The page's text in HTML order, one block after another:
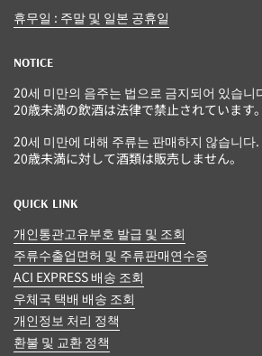
휴무일 : 주말 및 일본 공휴일
NOTICE
20세 미만의 음주는 법으로 금지되어 있습니
20歳未満の飲酒は法律で禁止されています。
20세 미만에 대해 주류는 판매하지 않습니다.
20歳未満に対して酒類は販売しません。
QUICK LINK
개인통관고유부호 발급 및 조회
주류수출업면허 및 주류판매연수증
ACI EXPRESS 배송 조회
우체국 택배 배송 조회
개인정보 처리 정책
환불 및 교환 정책